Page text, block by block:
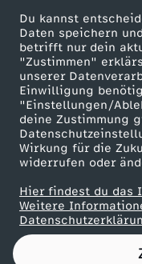
Du kannst
Daten speichern
betrifft nur dein
"Zustimmen"
unserer
Einwilligung
"Einstellungen/
deine Zustimmung
Wirkung für die
widerrufen oder
Hier findest du das
Weitere
R
a
c
e
ZDF goes Schule
Werbefernsehen
Mainzelmännchen
Partner